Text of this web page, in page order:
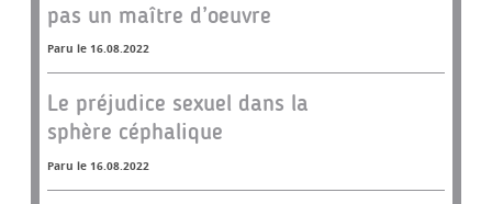
pas un maître d’oeuvre
Paru le 16.08.2022
Le préjudice sexuel dans la
sphère céphalique
Paru le 16.08.2022